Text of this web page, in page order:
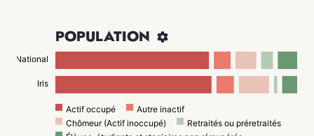
POPULATION 
National
Iris
Actif occupé
Autre inactif
Chômeur (Actif inoccupé)
Retraités ou préretraités